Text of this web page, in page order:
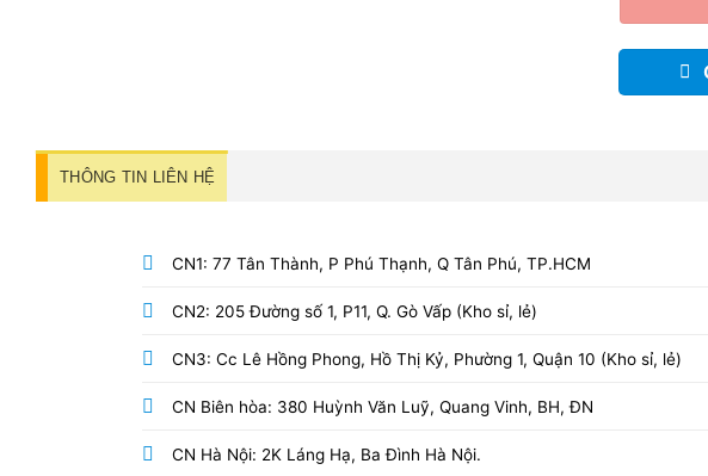
THÔNG TIN LIÊN HỆ
CN1: 77 Tân Thành, P Phú Thạnh, Q Tân Phú, TP.HCM
CN2: 205 Đường số 1, P11, Q. Gò Vấp (Kho sỉ, lẻ)
CN3: Cc Lê Hồng Phong, Hồ Thị Kỷ, Phường 1, Quận 10 (Kho sỉ, lẻ)
CN Biên hòa: 380 Huỳnh Văn Luỹ, Quang Vinh, BH, ĐN
CN Hà Nội: 2K Láng Hạ, Ba Đình Hà Nội.